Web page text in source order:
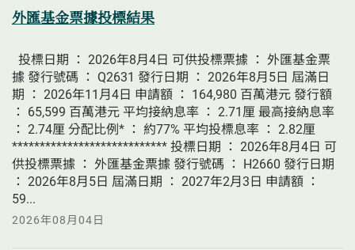
外匯基金票據投標結果
投標日期 ： 2026年8月4日 可供投標票據 ： 外匯基金票
據 發行號碼 ： Q2631 發行日期 ： 2026年8月5日 屆滿日
期 ： 2026年11月4日 申請額 ： 164,980 百萬港元 發行額
： 65,599 百萬港元 平均接納息率 ： 2.71厘 最高接納息率
： 2.74厘 分配比例* ： 約77% 平均投標息率 ： 2.82厘
**************************** 投標日期 ： 2026年8月4日 可
供投標票據 ： 外匯基金票據 發行號碼 ： H2660 發行日期
： 2026年8月5日 屆滿日期 ： 2027年2月3日 申請額 ：
59...
2026年08月04日